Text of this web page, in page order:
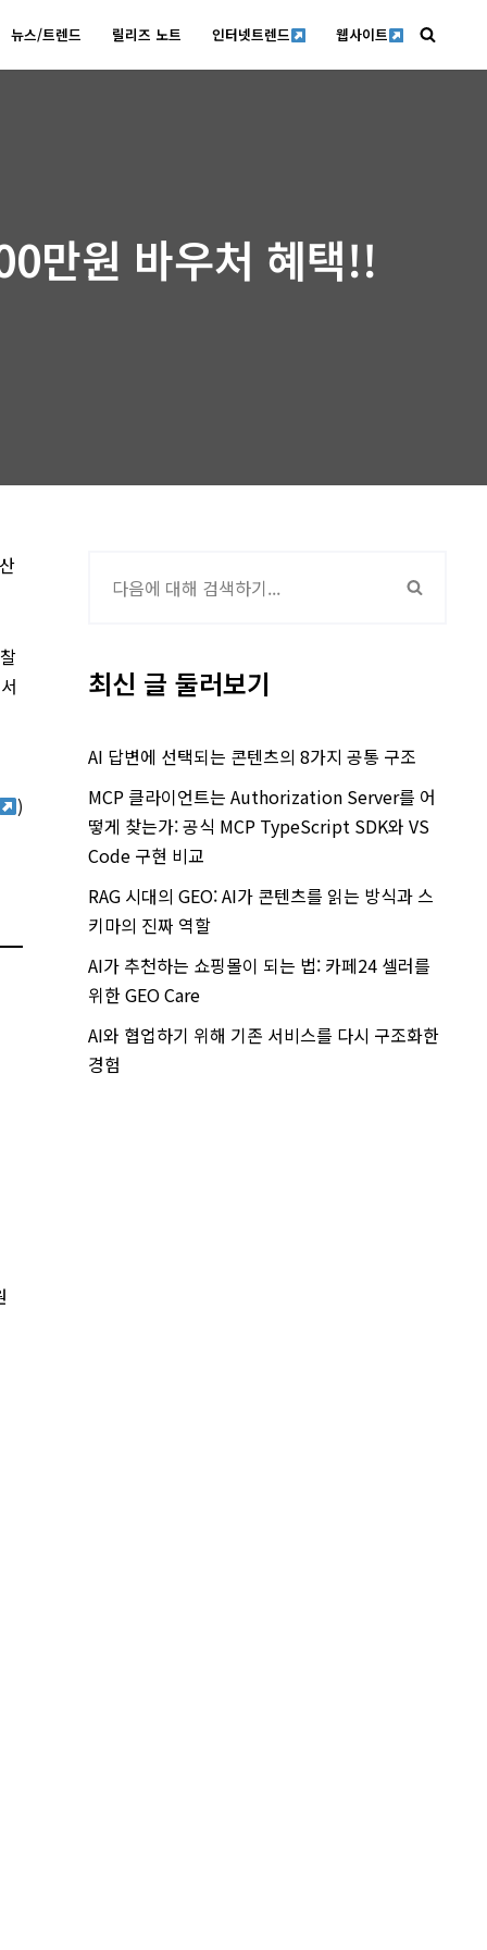
뉴스/트렌드 릴리즈 노트 인터넷트렌드 웹사이트
만원 바우처 혜택!!
)
최신 글 둘러보기
AI 답변에 선택되는 콘텐츠의 8가지 공통 구조
MCP 클라이언트는 Authorization Server를 어
떻게 찾는가: 공식 MCP TypeScript SDK와 VS
Code 구현 비교
RAG 시대의 GEO: AI가 콘텐츠를 읽는 방식과 스
키마의 진짜 역할
AI가 추천하는 쇼핑몰이 되는 법: 카페24 셀러를
위한 GEO Care
AI와 협업하기 위해 기존 서비스를 다시 구조화한
경험